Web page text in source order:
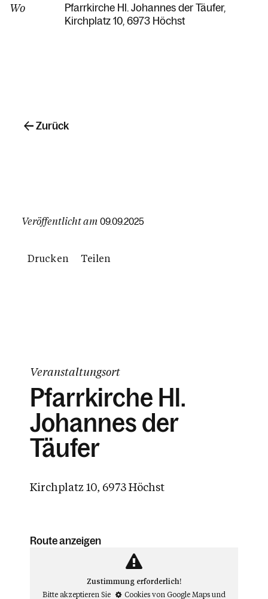
Wo
Pfarrkirche Hl. Johannes der Täufer
Kirchplatz 10 6973 Höchst
Veröffentlicht am 09.09.2025
Drucken Teilen
Zurück
Veranstaltungsort
Pfarrkirche Hl.
Johannes der
Täufer
Kirchplatz 10, 6973 Höchst
Route anzeigen
Zustimmung erforderlich!
Bitte akzeptieren Sie
Cookies von Google Mapsund